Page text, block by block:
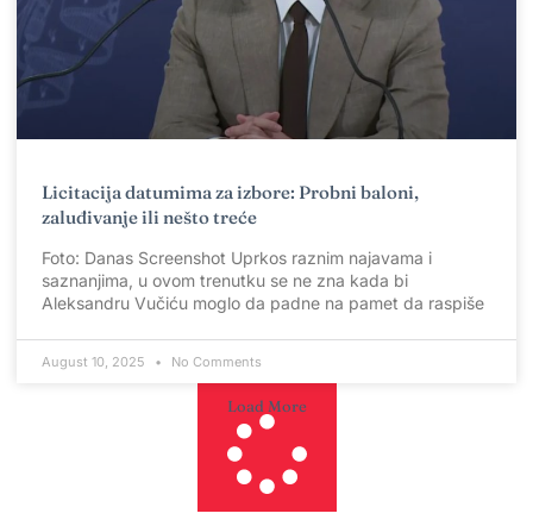
Licitacija datumima za izbore: Probni baloni,
zaluđivanje ili nešto treće
Foto: Danas Screenshot Uprkos raznim najavama i
saznanjima, u ovom trenutku se ne zna kada bi
Aleksandru Vučiću moglo da padne na pamet da raspiše
August 10, 2025 No Comments
Load More